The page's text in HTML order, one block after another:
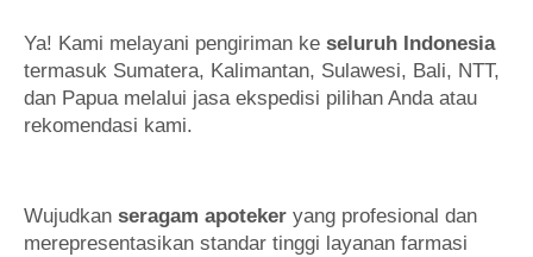
Ya! Kami melayani pengiriman ke seluruh Indonesia
termasuk Sumatera, Kalimantan, Sulawesi, Bali, NTT,
dan Papua melalui jasa ekspedisi pilihan Anda atau
rekomendasi kami.
Wujudkan seragam apoteker yang profesional dan
merepresentasikan standar tinggi layanan farmasi